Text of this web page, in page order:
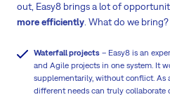
out, Easy8 brings a lot of
more efficiently. What do we bring?
Waterfall projects – Easy8 is an
and Agile projects in one system. It
supplementarily, without conflict. As
different needs can truly collaborate